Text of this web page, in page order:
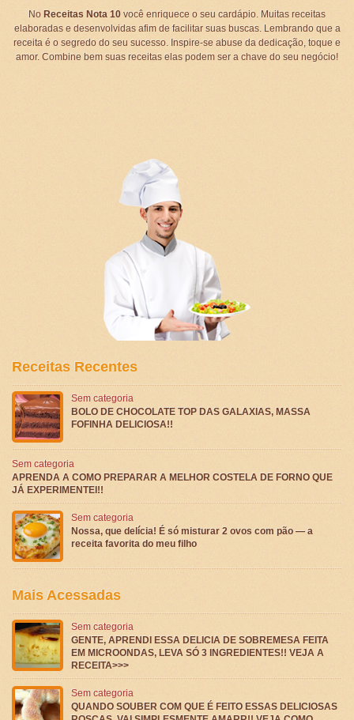
No Receitas Nota 10você enriquece o seu cardápio. Muitas receitas
elaboradas e desenvolvidas afim de facilitar suas buscas. Lembrando que a
receita é o segredo do seu sucesso. Inspire-se abuse da dedicação, toque e
amor. Combine bem suas receitas elas podem ser a chave do seu negócio!
Receitas Recentes
Sem categoria
BOLO DE CHOCOLATE TOP DAS GALAXIAS, MASSA
FOFINHA DELICIOSA!!
Sem categoria
APRENDA A COMO PREPARAR A MELHOR COSTELA DE FORNO QUE
JÁ EXPERIMENTEI!!
Sem categoria
Nossa, que delícia! É só misturar 2 ovos com pão — a
receita favorita do meu filho
Mais Acessadas
Sem categoria
GENTE, APRENDI ESSA DELICIA DE SOBREMESA FEITA
EM MICROONDAS, LEVA SÓ 3 INGREDIENTES!! VEJA A
RECEITA>>>
Sem categoria
QUANDO SOUBER COM QUE É FEITO ESSAS DELICIOSAS